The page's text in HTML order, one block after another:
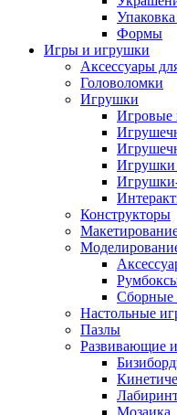
Формы
Игры и игрушки
Аксессуары
Головоломки
Игрушки
Игровые
Игрушки
Конструкторы
Сборные
Настольные
Пазлы
Развивающие
Мозаика